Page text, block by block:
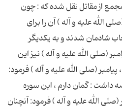
از مقاتل نقل شده که : چون
الله علیه و آله ) آن را براى
شادمان شدند و به یكدیگر
(صلى الله علیه و آله ) نیز این
پیامبر (صلى الله علیه و آله ) فرمود:
داشت : گمان دارم ، این سوره
الله علیه و آله ) فرمود: آنچنان